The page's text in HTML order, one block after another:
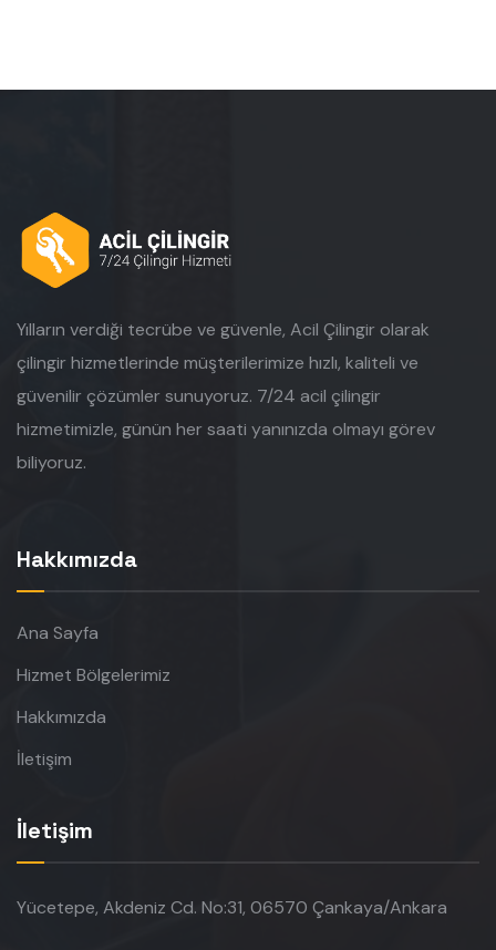
Yılların verdiği tecrübe ve güvenle, Acil Çilingir olarak
çilingir hizmetlerinde müşterilerimize hızlı, kaliteli ve
güvenilir çözümler sunuyoruz. 7/24 acil çilingir
hizmetimizle, günün her saati yanınızda olmayı görev
biliyoruz.
Hakkımızda
Ana Sayfa
Hizmet Bölgelerimiz
Hakkımızda
İletişim
İletişim
Yücetepe, Akdeniz Cd. No:31, 06570 Çankaya/Ankara